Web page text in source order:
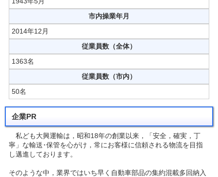
市内操業年月
2014年12月
従業員数（全体）
1363名
従業員数（市内）
50名
企業PR
私ども大興運輸は，昭和18年の創業以来，「安全，確実，丁
寧」な輸送･保管を心がけ，常にお客様に信頼される物流を目指
し邁進しております。
そのような中，業界ではいち早く自動車部品の集約混載多回納入